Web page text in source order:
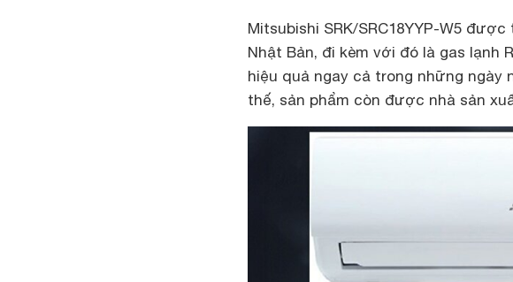
Mitsubishi SRK/SRC18YYP-W5
Nhật Bản, đi kèm với đó là gas lạnh
hiệu quả ngay cả trong những ngày
thế, sản phẩm còn được nhà sản